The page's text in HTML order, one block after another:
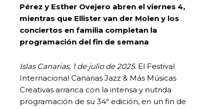
Pérez y Esther Ovejero abren el viernes 4,
mientras que Ellister van der Molen y los
conciertos en familia completan la
programación del fin de semana
Islas Canarias, 1 de julio de 2025. El Festival
Internacional Canarias Jazz & Más Músicas
Creativas arranca con la intensa y nutrida
programación de su 34ª edición, en un fin de